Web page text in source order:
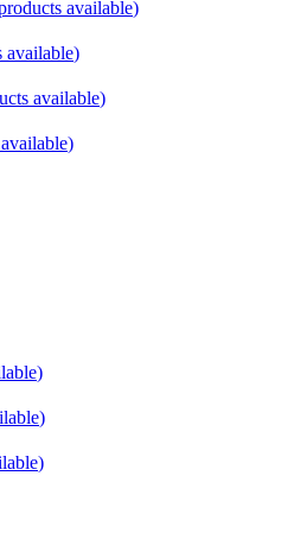
available)
available)
available)
)
)
)
)